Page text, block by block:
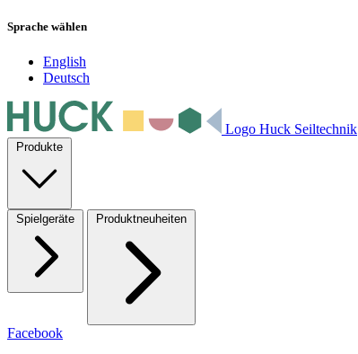
Sprache wählen
English
Deutsch
Logo Huck Seiltechnik
Produkte
Spielgeräte Produktneuheiten
Facebook